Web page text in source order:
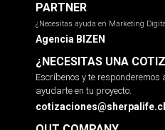
PARTNER
¿Necesitas ayuda en Marketing
Agencia BIZEN
¿NECESITAS UNA
Escríbenos y te
ayudarte en tu proyecto.
cotizaciones@sherpalife.cl